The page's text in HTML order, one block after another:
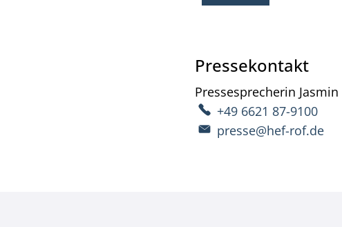
Pressekontakt
Pressesprecherin Jasmin
+49 6621 87-9100
presse@hef-rof.de